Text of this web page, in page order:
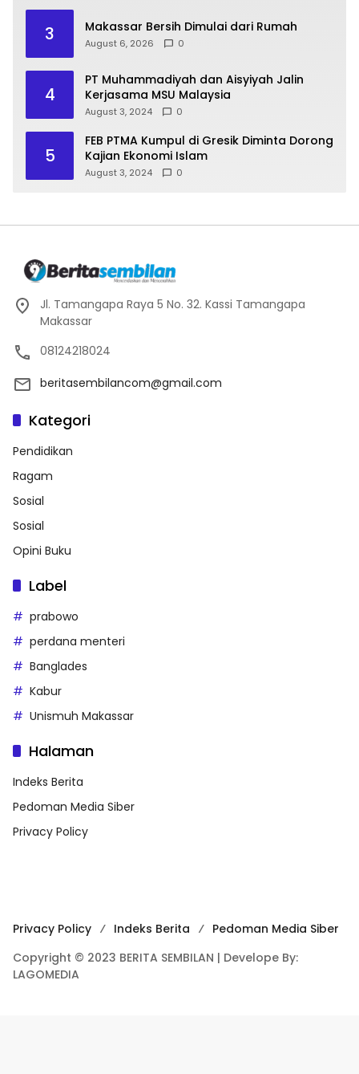
3 Makassar Bersih Dimulai dari Rumah
August 6, 2026 0
4
PT Muhammadiyah dan Aisyiyah Jalin
Kerjasama MSU Malaysia
August 3, 2024 0
5
FEB PTMA Kumpul di Gresik Diminta Dorong
Kajian Ekonomi Islam
August 3, 2024 0
Jl. Tamangapa Raya 5 No. 32. Kassi Tamangapa
Makassar
08124218024
beritasembilancom@gmail.com
Kategori
Pendidikan
Ragam
Sosial
Sosial
Opini Buku
Label
prabowo
perdana menteri
Banglades
Kabur
Unismuh Makassar
Halaman
Indeks Berita
Pedoman Media Siber
Privacy Policy
Privacy Policy Indeks Berita
Pedoman Media Siber
Copyright © 2023 BERITA SEMBILAN | Develope By:
LAGOMEDIA